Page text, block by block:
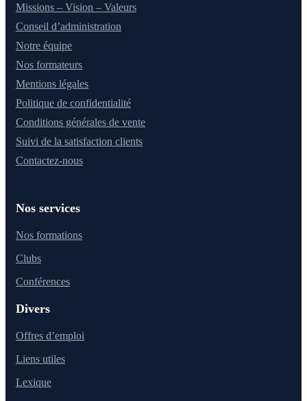
Missions – Vision – Valeurs
Conseil d’administration
Notre équipe
Nos formateurs
Mentions légales
Politique de confidentialité
Conditions générales de vente
Suivi de la satisfaction clients
Contactez-nous
Nos services
Nos formations
Clubs
Conférences
Divers
Offres d’emploi
Liens utiles
Lexique